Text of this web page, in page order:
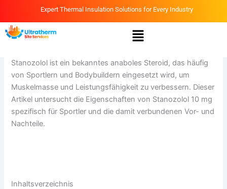
content
Expert Thermal Insulation Solutions for Every Industry
Menu
Stanozolol ist ein bekanntes anaboles Steroid, das häufig
von Sportlern und Bodybuildern eingesetzt wird, um
Muskelmasse und Leistungsfähigkeit zu verbessern. Dieser
Artikel untersucht die Eigenschaften von Stanozolol 10 mg
spezifisch für Sportler und die damit verbundenen Vor- und
Nachteile.
Inhaltsverzeichnis